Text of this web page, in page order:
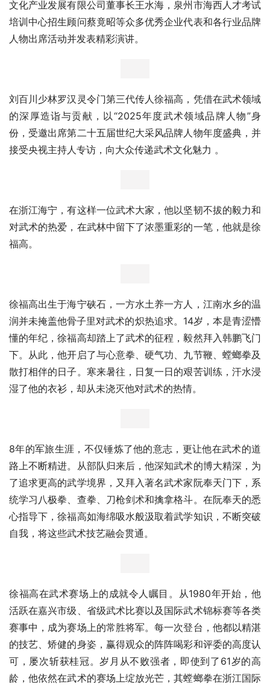
文化产业发展有限公司董事长王水海，泉州市海西人才考试
培训中心招生顾问蔡竟昭等众多优秀企业代表和各行业品牌
人物出席活动并发表精彩演讲。
刘百川少林罗汉灵令门第三代传人徐福高，凭借在武术领域
的深厚造诣与贡献，以“2025年度武术领域品牌人物”身
份，受邀出席第二十五届世纪大采风品牌人物年度盛典，并
接受央视主持人专访，向大众传递武术文化魅力 。
在浙江海宁，有这样一位武术大家，他以坚韧不拔的毅力和
对武术的热爱，在武林中留下了浓墨重彩的一笔，他就是徐
福高。
徐福高出生于海宁硖石，一方水土养一方人，江南水乡的温
润并未掩盖他骨子里对武术的炽热追求。14岁，本是青涩懵
懂的年纪，徐福高却踏上了武术的征程，毅然拜入韩鹏飞门
下。从此，他开启了与心意拳、硬气功、九节鞭、螳螂拳及
散打相伴的日子。寒来暑往，日复一日的艰苦训练，汗水浸
湿了他的衣衫，却从未浇灭他对武术的热情。
8年的军旅生涯，不仅锤炼了他的意志，更让他在武术的道
路上不断精进。从部队归来后，他深知武术的博大精深，为
了追求更高的武学境界，又拜入著名武术家阮奉天门下，系
统学习八极拳、查拳、刀枪剑术和擒拿格斗。在阮奉天的悉
心指导下，徐福高如海绵吸水般汲取着武学知识，不断突破
自我，将这些武术技艺融会贯通。
徐福高在武术赛场上的成就令人瞩目。从1980年开始，他
活跃在嘉兴市级、省级武术比赛以及国际武术锦标赛等各类
赛事中，成为赛场上的常胜将军。每一次登台，他都以精湛
的技艺、矫健的身姿，赢得观众的阵阵喝彩和评委的高度认
可，屡次斩获桂冠。岁月从不败强者，即使到了61岁的高
龄，他依然在武术的赛场上绽放光芒，其螳螂拳在浙江国际